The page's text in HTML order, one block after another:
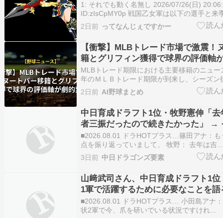
1: それでも動く名無し 2026/07/26(日)
ID:zIsCpMY0p 戦国乙女軍は以下の選手と来
い事を発表しました上杉ケンシン今川ヨシモ
2: それでも動く名無し 2026/07/26(日)
2日前 ってなんじぇですかー
【衝撃】MLBトレード市場で激震！
籍とグリフィン獲得で球界の評価軸
MLBトレード期限における主要移籍のニュ
年のＭＬＢトレード期限が到来し、シーズン
積極的な補強が行われました。 まずクリー
ィアンズはワシントン・ナショナルズから、
を経て大きく成長した左腕フォスター・グ
まし…
2日前 AI野球まとめ
中日育成ドラフト1位・牧野憲伸「
者三振だったので続きたかった」 →
いて牧野憲伸の兄は…
■2026.08.01 ドラHOTプラス…篠田アナ：も
点を振り返っていまして、 牧野： 去年は吉...
3日前 中日ドラゴンズ要素
山﨑武司さん、中日育成ドラフト1
1軍で活躍するために必要なことを語
■2026.08.01 ドラHOTプラス… 小田島アナ
状2軍で今、爪を研いでいる状況ですけれ...